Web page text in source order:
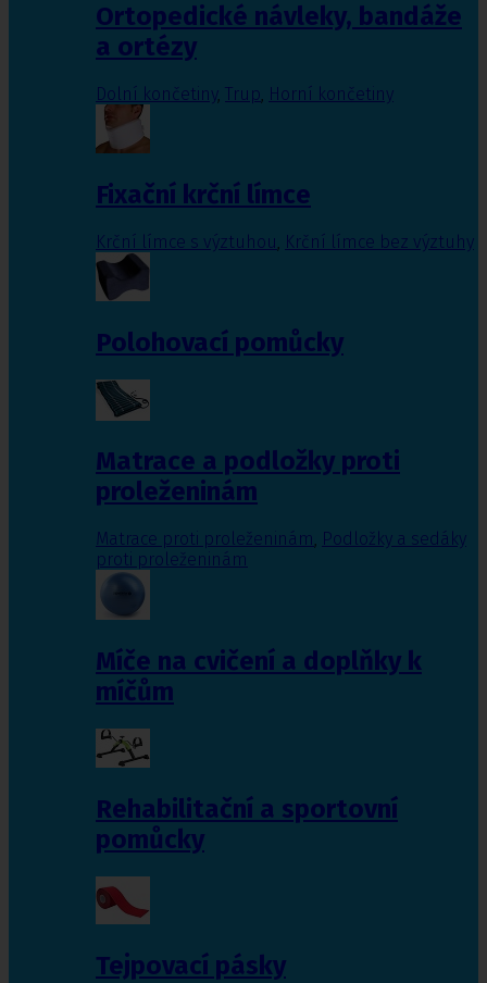
Ortopedické návleky, bandáže
a ortézy
Dolní končetiny, Trup, Horní končetiny
Fixační krční límce
Krční límce s výztuhou Krční límce bez výztuhy
Polohovací pomůcky
Matrace a podložky proti
proleženinám
Matrace proti proleženinám, Podložky a sedáky
proti proleženinám
Míče na cvičení a doplňky k
míčům
Rehabilitační a sportovní
pomůcky
Tejpovací pásky